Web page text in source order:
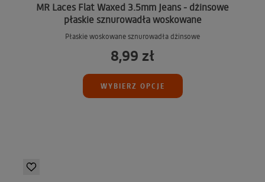
MR Laces Flat Waxed 3.5mm Jeans - dżinsowe
płaskie sznurowadła woskowane
Płaskie woskowane sznurowadła dżinsowe
8,99 zł
WYBIERZ OPCJE